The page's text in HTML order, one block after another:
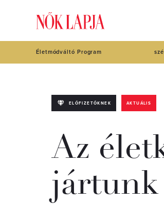
Életmódváltó Program
ELŐFIZETŐKNEK AKTUÁLIS
Az
jártunk